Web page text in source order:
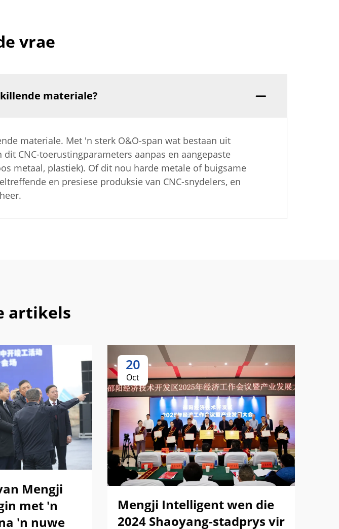
vrae
materiale?
materiale. Met 'n sterk O&O-span wat bestaan uit
CNC-toerustingparameters aanpas en aangepaste
metaal, plastiek). Of dit nou harde metale of buigsame
en presiese produksie van CNC-snydelers, en
artikels
Mengji
met 'n
'n nuwe
20
Oct
Mengji Intelligent wen die
2024 Shaoyang-stadprys vir